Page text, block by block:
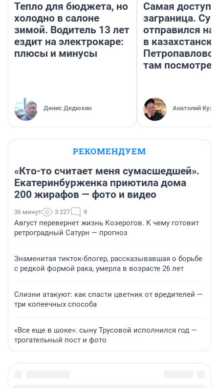
Тепло для бюджета, но
холодно в салоне
зимой. Водитель 13 лет
ездит на электрокаре:
плюсы и минусы
Денис Дедюхин
Самая
заграница.
отправился
в
там
Анатолий
РЕКОМЕНДУЕМ
«Кто-то считает меня сумасшедшей».
Екатеринбурженка приютила дома
200 жирафов — фото и видео
36 минут 3 227 9
Август перевернет жизнь Козерогов. К чему готовит
ретроградный Сатурн — прогноз
Знаменитая тикток-блогер, рассказывавшая о борьбе
с редкой формой рака, умерла в возрасте 26 лет
Слизни атакуют: как спасти цветник от вредителей —
три копеечных способа
«Все еще в шоке»: сыну Трусовой исполнился год —
трогательный пост и фото